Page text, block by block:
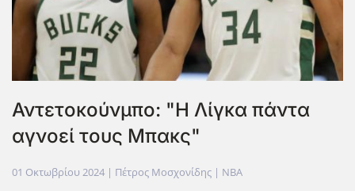
Αντετοκούνμπο: "Η Λίγκα πάντα
αγνοεί τους Μπακς"
01 Οκτωβρίου 2024 | Πέτρος Μοσχονίδης | NBA